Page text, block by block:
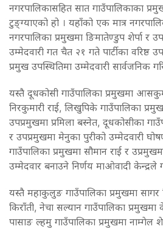
नगरपालिकासहित सात गाउँपालिकाका
टुङ्ग्याएको हो । यहाँको एक मात्र
नगरपालिका प्रमुखमा ङिमातेण्डुप शेर्पा र
उम्मेदवारी गत चैत २१ गते पार्टीका वरिष्ठ
प्रमुख उपस्थितिमा उम्मेदवारी सार्वजनिक
यस्तै दूधकोसी गाउँपालिका प्रमुखमा
निरकुमारी राई, लिखुपिके गाउँपालिका
उपप्रमुखमा प्रमिला बस्नेत, दूधकोसीका
र उपप्रमुखमा मेनुका पुरीको उम्मेदवारी
गाउँपालिका प्रमुखमा सौमान राई र
उम्मेदवार बनाउने निर्णय माओवादी केन्द्रले
यस्तै महाकुलुङ गाउँपालिका प्रमुखमा सागर
किराँती, नेचा सल्यान गाउँपालिका
पासाङ ल्हमु गाउँपालिका प्रमुखमा नाम्गेल